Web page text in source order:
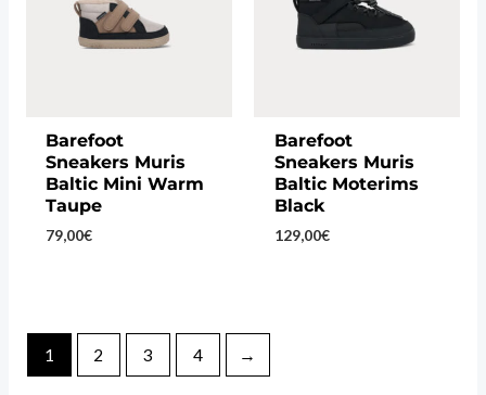
Barefoot
Sneakers Muris
Baltic Mini Warm
Taupe
79,00€
Barefoot
Sneakers Muris
Baltic Moterims
Black
129,00€
1 2 3 4 →